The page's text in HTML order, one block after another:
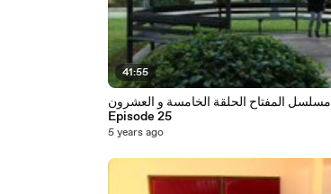
41:55
مسلسل المفتاح الحلقة الخامسة و العشرون _ El Moftah Series
Episode 25
5 years ago